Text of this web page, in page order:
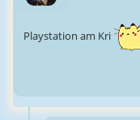
Playstation am Kri